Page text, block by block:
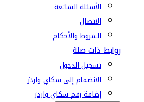
الأسئلة الشائعة
الاتصال
الشروط والأحكام
روابط ذات صلة
تسجيل الدخول
الانضمام إلى سكاي واردز
إضافة رقم سكاي واردز